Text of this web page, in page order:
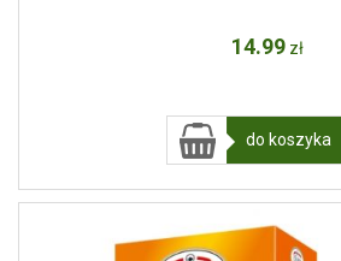
14.99 zł
do koszyka